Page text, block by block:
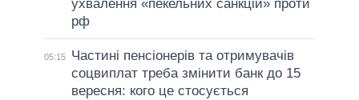
ухвалення «пекельних санкцій» проти
рф
05:15
Частині пенсіонерів та отримувачів
соцвиплат треба змінити банк до 15
вересня: кого це стосується